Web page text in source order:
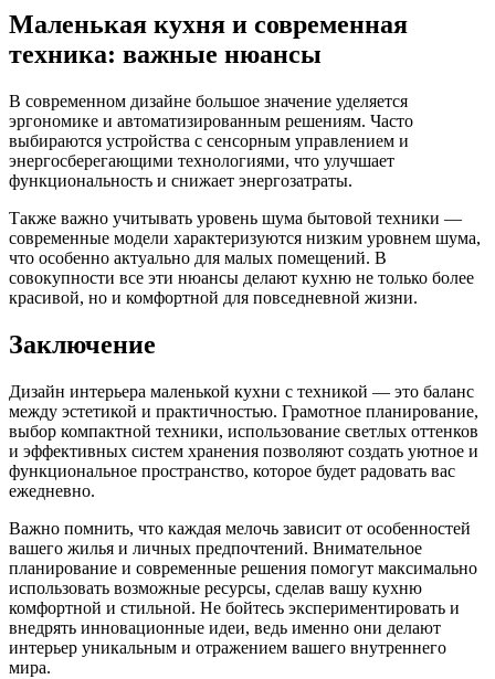
Маленькая кухня и современная
техника: важные нюансы
В современном дизайне большое значение уделяется
эргономике и автоматизированным решениям. Часто
выбираются устройства с сенсорным управлением и
энергосберегающими технологиями, что улучшает
функциональность и снижает энергозатраты.
Также важно учитывать уровень шума бытовой техники —
современные модели характеризуются низким уровнем шума,
что особенно актуально для малых помещений. В
совокупности все эти нюансы делают кухню не только более
красивой, но и комфортной для повседневной жизни.
Заключение
Дизайн интерьера маленькой кухни с техникой — это баланс
между эстетикой и практичностью. Грамотное планирование,
выбор компактной техники, использование светлых оттенков
и эффективных систем хранения позволяют создать уютное и
функциональное пространство, которое будет радовать вас
ежедневно.
Важно помнить, что каждая мелочь зависит от особенностей
вашего жилья и личных предпочтений. Внимательное
планирование и современные решения помогут максимально
использовать возможные ресурсы, сделав вашу кухню
комфортной и стильной. Не бойтесь экспериментировать и
внедрять инновационные идеи, ведь именно они делают
интерьер уникальным и отражением вашего внутреннего
мира.